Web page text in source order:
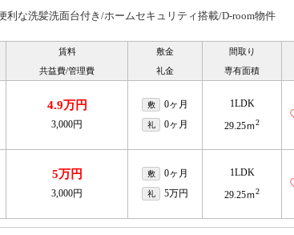
利な洗髪洗面台付き/ホームセキュリティ搭載/D-room物件
賃料
共益費/管理費
敷金
礼金
間取り
専有面積
4.9万円
3,000円
敷 0ヶ月
礼 0ヶ月
1LDK
29.25ｍ2
5万円
3,000円
敷 0ヶ月
礼 5万円
1LDK
29.25ｍ2